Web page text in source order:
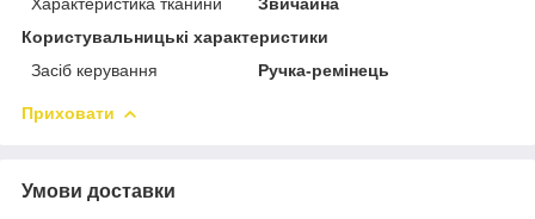
Користувальницькі характеристики
Засіб керування
Ручка-ремінець
Приховати
Умови доставки